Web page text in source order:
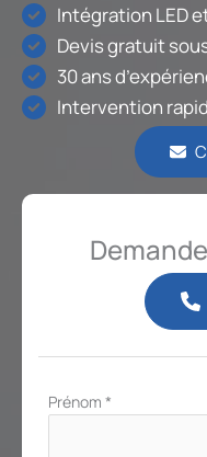
Intégration LED
Devis gratuit
30 ans
Intervention
Formulaire
Prénom *